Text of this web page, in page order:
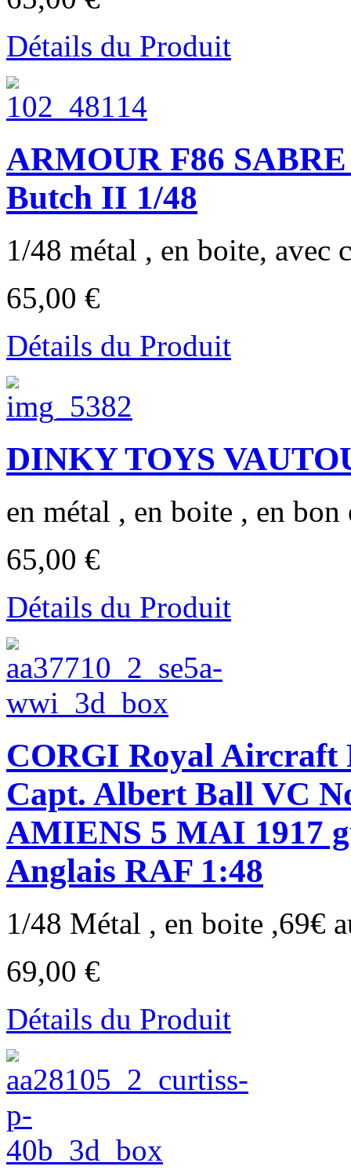
Détails du Produit
ARMOUR F86
Butch II 1/48
1/48 métal , en boite, avec
65,00 €
Détails du Produit
DINKY TOYS
en métal , en boite , en bon
65,00 €
Détails du Produit
CORGI Royal Aircraft
Capt. Albert Ball VC
AMIENS 5 MAI 1917
Anglais RAF 1:48
1/48 Métal , en boite ,69€
69,00 €
Détails du Produit